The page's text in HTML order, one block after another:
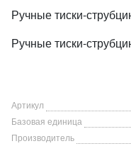
Ручные тиски-
Ручные тиски-
Артикул
Базовая единица
Производитель